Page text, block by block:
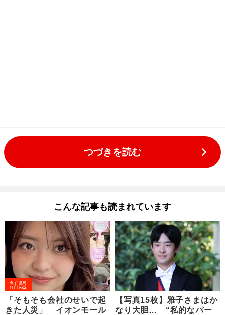
つづきを読む
こんな記事も読まれています
話題
「そもそも会社のせいで起
きた人災」 イオンモール
【写真15枚】雅子さまはか
なり大胆… “私的なパー